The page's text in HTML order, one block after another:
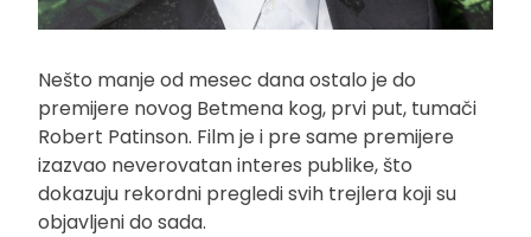
Nešto manje od mesec dana ostalo je do
premijere novog Betmena kog, prvi put, tumači
Robert Patinson. Film je i pre same premijere
izazvao neverovatan interes publike, što
dokazuju rekordni pregledi svih trejlera koji su
objavljeni do sada.